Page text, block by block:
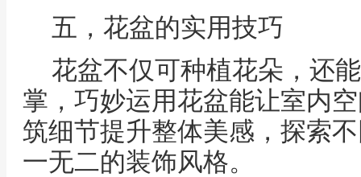
五，花盆的实用技巧
花盆不仅可种植花朵，还
掌，巧妙运用花盆能让室内
筑细节提升整体美感，探索
一无二的装饰风格。